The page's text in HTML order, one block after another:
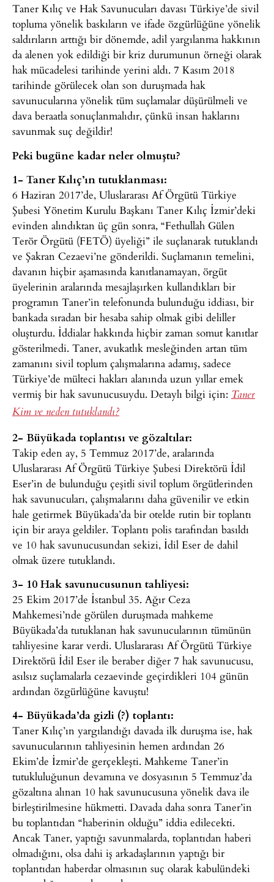
Taner Kılıç ve Hak Savunucuları davası Türkiye’de sivil
topluma yönelik baskıların ve ifade özgürlüğüne yönelik
saldırıların arttığı bir dönemde, adil yargılanma hakkının
da alenen yok edildiği bir kriz durumunun örneği olarak
hak mücadelesi tarihinde yerini aldı. 7 Kasım 2018
tarihinde görülecek olan son duruşmada hak
savunucularına yönelik tüm suçlamalar düşürülmeli ve
dava beraatla sonuçlanmalıdır, çünkü insan haklarını
savunmak suç değildir!
Peki bugüne kadar neler olmuştu?
1- Taner Kılıç’ın tutuklanması:
6 Haziran 2017’de, Uluslararası Af Örgütü Türkiye
Şubesi Yönetim Kurulu Başkanı Taner Kılıç İzmir’deki
evinden alındıktan üç gün sonra, “Fethullah Gülen
Terör Örgütü (FETÖ) üyeliği” ile suçlanarak tutuklandı
ve Şakran Cezaevi’ne gönderildi. Suçlamanın temelini,
davanın hiçbir aşamasında kanıtlanamayan, örgüt
üyelerinin aralarında mesajlaşırken kullandıkları bir
programın Taner’in telefonunda bulunduğu iddiası, bir
bankada sıradan bir hesaba sahip olmak gibi deliller
oluşturdu. İddialar hakkında hiçbir zaman somut kanıtlar
gösterilmedi. Taner, avukatlık mesleğinden artan tüm
zamanını sivil toplum çalışmalarına adamış, sadece
Türkiye’de mülteci hakları alanında uzun yıllar emek
vermiş bir hak savunucusuydu. Detaylı bilgi için: Taner
Kim ve neden tutuklandı?
2- Büyükada toplantısı ve gözaltılar:
Takip eden ay, 5 Temmuz 2017’de, aralarında
Uluslararası Af Örgütü Türkiye Şubesi Direktörü İdil
Eser’in de bulunduğu çeşitli sivil toplum örgütlerinden
hak savunucuları, çalışmalarını daha güvenilir ve etkin
hale getirmek Büyükada’da bir otelde rutin bir toplantı
için bir araya geldiler. Toplantı polis tarafından basıldı
ve 10 hak savunucusundan sekizi, İdil Eser de dahil
olmak üzere tutuklandı.
3- 10 Hak savunucusunun tahliyesi:
25 Ekim 2017’de İstanbul 35. Ağır Ceza
Mahkemesi’nde görülen duruşmada mahkeme
Büyükada’da tutuklanan hak savunucularının tümünün
tahliyesine karar verdi. Uluslararası Af Örgütü Türkiye
Direktörü İdil Eser ile beraber diğer 7 hak savunucusu,
asılsız suçlamalarla cezaevinde geçirdikleri 104 günün
ardından özgürlüğüne kavuştu!
4- Büyükada’da gizli (?) toplantı:
Taner Kılıç’ın yargılandığı davada ilk duruşma ise, hak
savunucularının tahliyesinin hemen ardından 26
Ekim’de İzmir’de gerçekleşti. Mahkeme Taner’in
tutukluluğunun devamına ve dosyasının 5 Temmuz’da
gözaltına alınan 10 hak savunucusuna yönelik dava ile
birleştirilmesine hükmetti. Davada daha sonra Taner’in
bu toplantıdan “haberinin olduğu” iddia edilecekti.
Ancak Taner, yaptığı savunmalarda, toplantıdan haberi
olmadığını, olsa dahi iş arkadaşlarının yaptığı bir
toplantıdan haberdar olmasının suç olarak kabulündeki